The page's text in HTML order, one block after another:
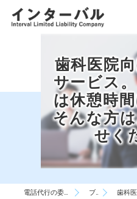
歯科医院
サービス
は休憩時
そんな方
せく
電話代行の委託はインターバル ブログ 歯科医院向